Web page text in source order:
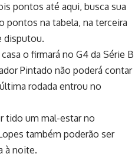
pontos até aqui, busca sua
pontos na tabela, na terceira
disputou.
o firmará no G4 da Série B
Pintado não poderá contar
rodada entrou no
tido um mal-estar no
também poderão ser
à noite.